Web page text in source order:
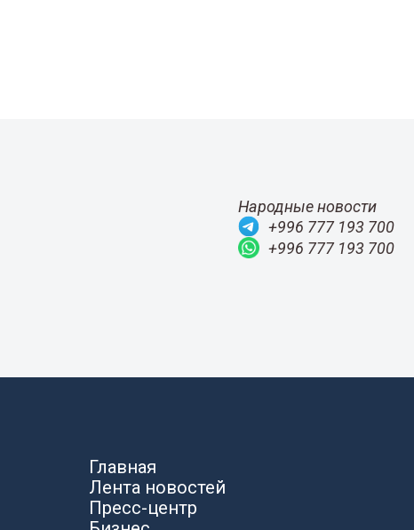
Народные новости
+996 777 193 700
+996 777 193 700
Главная
Лента новостей
Пресс-центр